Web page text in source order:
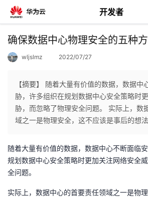
开发者
返
个
人
主
页
我
的
开
确保数据中心物理安全的五种
wljslmz 2022/07/27
【摘要】 随着大量有价值的数据，数据中
胁，许多组织在规划数据中心安全策略时
胁，而忽略了物理安全问题。 实际上，数
域之一是物理安全，这不应该是事后的想
随着大量有价值的数据，数据中心不断面临
规划数据中心安全策略时更加关注网络安全
全问题。
实际上，数据中心的首要责任领域之一是物